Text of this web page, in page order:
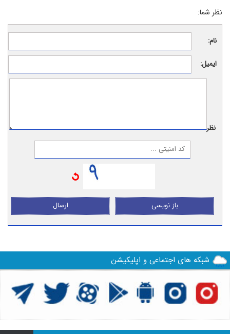
نظر شما:
نام:
ایمیل:
نظر:
ارسال باز نویسی
شبکه های اجتماعی و اپلیکیشن